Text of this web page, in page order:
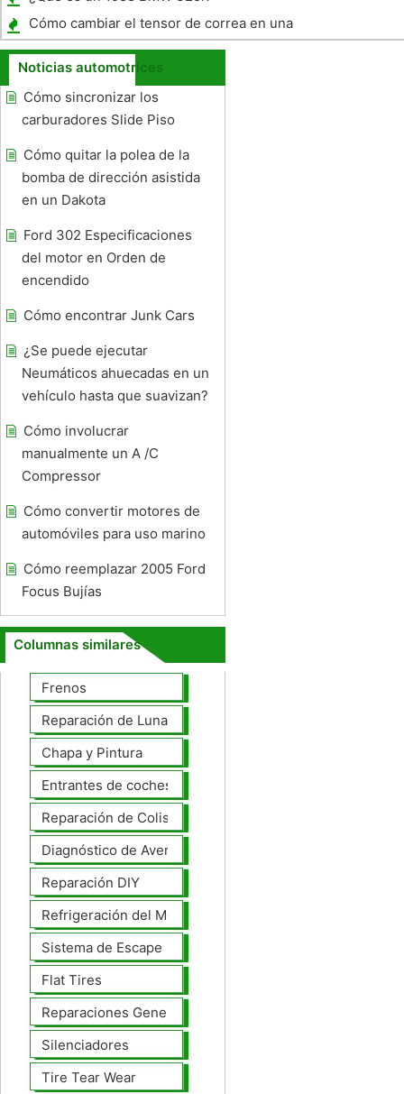
Cómo cambiar el tensor de correa en una
S-10 Pickup
Noticias automotrices
Cómo sincronizar los
carburadores Slide Piso
Cómo quitar la polea de la
bomba de dirección asistida
en un Dakota
Ford 302 Especificaciones
del motor en Orden de
encendido
Cómo encontrar Junk Cars
¿Se puede ejecutar
Neumáticos ahuecadas en un
vehículo hasta que suavizan?
Cómo involucrar
manualmente un A /C
Compressor
Cómo convertir motores de
automóviles para uso marino
Cómo reemplazar 2005 Ford
Focus Bujías
Columnas similares
Frenos
Reparación de Lunas
Chapa y Pintura
Entrantes de coches
Reparación de Colisiones
Diagnóstico de Averías
Reparación DIY
Refrigeración del Motor
Sistema de Escape
Flat Tires
Reparaciones Generales
Silenciadores
Tire Tear Wear